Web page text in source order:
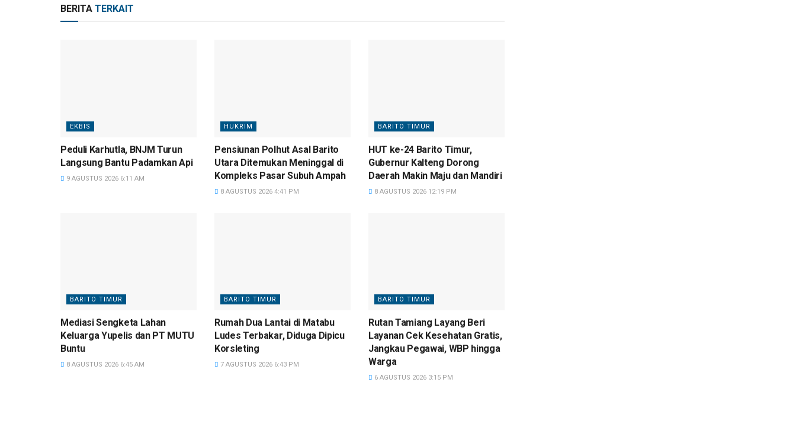
BERITA TERKAIT
EKBIS
Peduli Karhutla, BNJM Turun
Langsung Bantu Padamkan Api
9 AGUSTUS 2026 6:11 AM
HUKRIM
Pensiunan Polhut Asal Barito
Utara Ditemukan Meninggal di
Kompleks Pasar Subuh Ampah
8 AGUSTUS 2026 4:41 PM
BARITO TIMUR
HUT ke-24 Barito Timur,
Gubernur Kalteng Dorong
Daerah Makin Maju dan Mandiri
8 AGUSTUS 2026 12:19 PM
BARITO TIMUR
Mediasi Sengketa Lahan
Keluarga Yupelis dan PT MUTU
Buntu
8 AGUSTUS 2026 6:45 AM
BARITO TIMUR
Rumah Dua Lantai di Matabu
Ludes Terbakar, Diduga Dipicu
Korsleting
7 AGUSTUS 2026 6:43 PM
BARITO TIMUR
Rutan Tamiang Layang Beri
Layanan Cek Kesehatan Gratis,
Jangkau Pegawai, WBP hingga
Warga
6 AGUSTUS 2026 3:15 PM